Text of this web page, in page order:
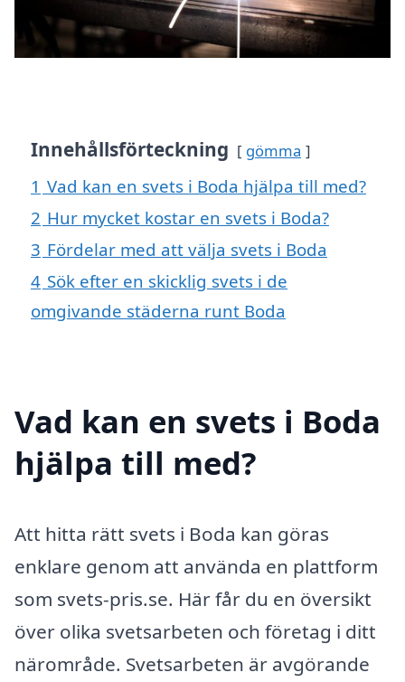
Innehållsförteckning gömma
1 Vad kan en svets i Boda hjälpa till med?
2 Hur mycket kostar en svets i Boda?
3 Fördelar med att välja svets i Boda
4 Sök efter en skicklig svets i de
omgivande städerna runt Boda
Vad kan en svets i Boda
hjälpa till med?
Att hitta rätt svets i Boda kan göras
enklare genom att använda en plattform
som svets-pris.se. Här får du en översikt
över olika svetsarbeten och företag i ditt
närområde. Svetsarbeten är avgörande